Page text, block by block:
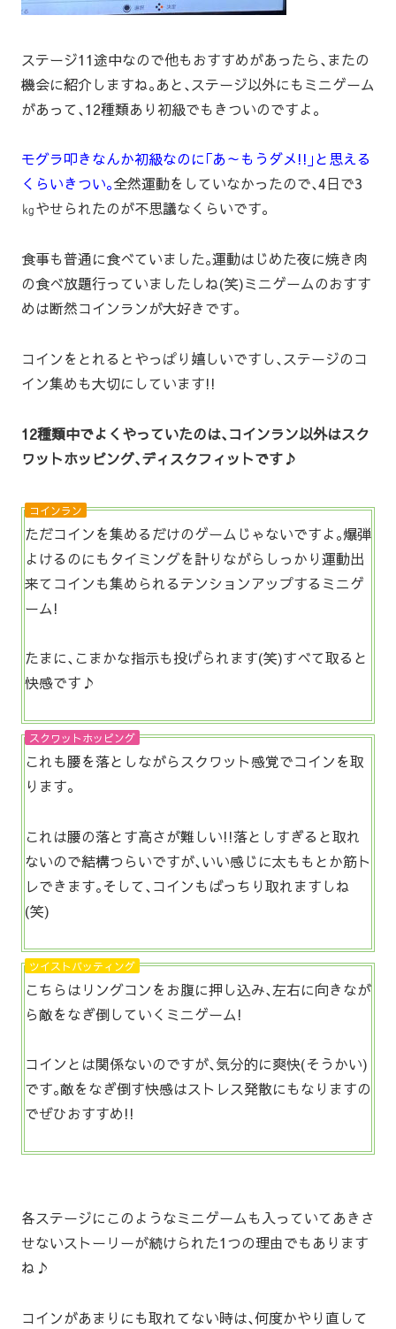
ステージ11途中なので他もおすすめがあったら､またの
機会に紹介しますね｡あと､ステージ以外にもミニゲーム
があって､12種類あり初級でもきついのですよ｡
モグラ叩きなんか初級なのに｢あ～もうダメ!!｣と思える
くらいきつい｡全然運動をしていなかったので､4日で3
㎏やせられたのが不思議なくらいです｡
食事も普通に食べていました｡運動はじめた夜に焼き肉
の食べ放題行っていましたしね(笑)ミニゲームのおすす
めは断然コインランが大好きです｡
コインをとれるとやっぱり嬉しいですし､ステージのコ
イン集めも大切にしています!!
12種類中でよくやっていたのは､コインラン以外はスク
ワットホッピング､ディスクフィットです♪
コインラン
ただコインを集めるだけのゲームじゃないですよ｡爆弾
よけるのにもタイミングを計りながらしっかり運動出
来てコインも集められるテンションアップするミニゲ
ーム!
たまに､こまかな指示も投げられます(笑)すべて取ると
快感です♪
スクワットホッピング
これも腰を落としながらスクワット感覚でコインを取
ります｡
これは腰の落とす高さが難しい!!落としすぎると取れ
ないので結構つらいですが､いい感じに太ももとか筋ト
レできます｡そして､コインもばっちり取れますしね
(笑)
ツイストバッティング
こちらはリングコンをお腹に押し込み､左右に向きなが
ら敵をなぎ倒していくミニゲーム!
コインとは関係ないのですが､気分的に爽快(そうかい)
です｡敵をなぎ倒す快感はストレス発散にもなりますの
でぜひおすすめ!!
各ステージにこのようなミニゲームも入っていてあきさ
せないストーリーが続けられた1つの理由でもあります
ね♪
コインがあまりにも取れてない時は､何度かやり直して